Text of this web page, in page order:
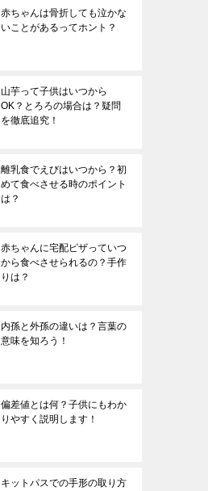
赤ちゃんは骨折しても泣かな
いことがあるってホント？
山芋って子供はいつから
OK？とろろの場合は？疑問
を徹底追究！
離乳食でえびはいつから？初
めて食べさせる時のポイント
は？
赤ちゃんに宅配ピザっていつ
から食べさせられるの？手作
りは？
内孫と外孫の違いは？言葉の
意味を知ろう！
偏差値とは何？子供にもわか
りやすく説明します！
キットパスでの手形の取り方